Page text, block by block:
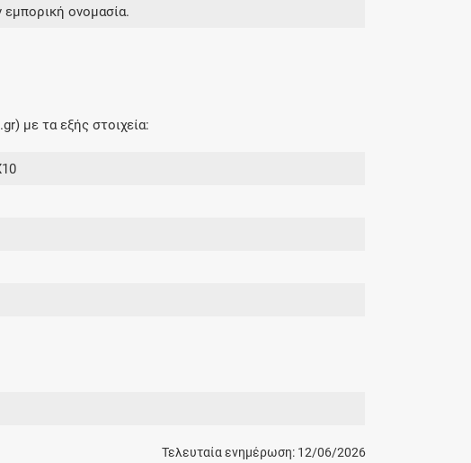
ονομασία.
με τα εξής στοιχεία:
Τελευταία ενημέρωση: 12/06/2026